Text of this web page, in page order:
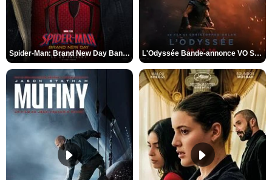
Spider-Man: Brand New Day Bande-annonce VO STFR L'Odyssée Bande-annonce VO STFR